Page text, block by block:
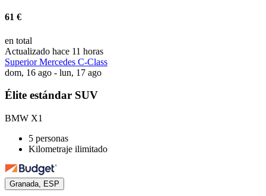
61 €
en total
Actualizado hace 11 horas
Superior Mercedes C-Class
dom, 16 ago - lun, 17 ago
Élite estándar SUV
BMW X1
5 personas
Kilometraje ilimitado
Granada, ESP